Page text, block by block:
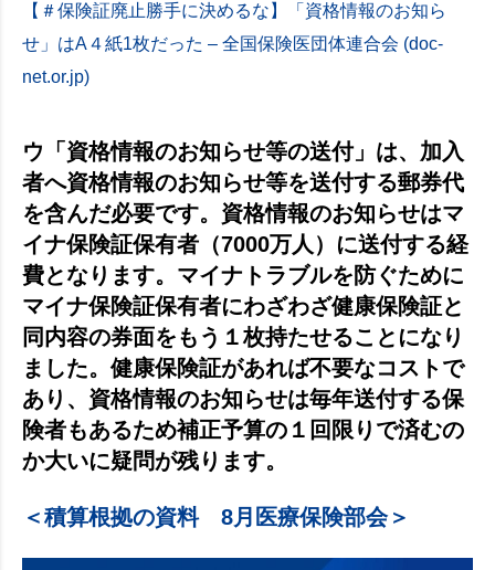
【＃保険証廃止勝手に決めるな】「資格情報のお知ら
せ」はA４紙1枚だった – 全国保険医団体連合会 (doc-
net.or.jp)
ウ「資格情報のお知らせ等の送付」は、加入
者へ資格情報のお知らせ等を送付する郵券代
を含んだ必要です。資格情報のお知らせはマ
イナ保険証保有者（7000万人）に送付する経
費となります。マイナトラブルを防ぐために
マイナ保険証保有者にわざわざ健康保険証と
同内容の券面をもう１枚持たせることになり
ました。健康保険証があれば不要なコストで
あり、資格情報のお知らせは毎年送付する保
険者もあるため補正予算の１回限りで済むの
か大いに疑問が残ります。
＜積算根拠の資料 8月医療保険部会＞